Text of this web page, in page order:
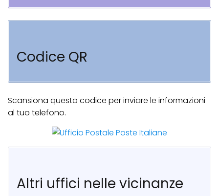
Codice QR
Scansiona questo codice per inviare le informazioni
al tuo telefono.
Altri uffici nelle vicinanze